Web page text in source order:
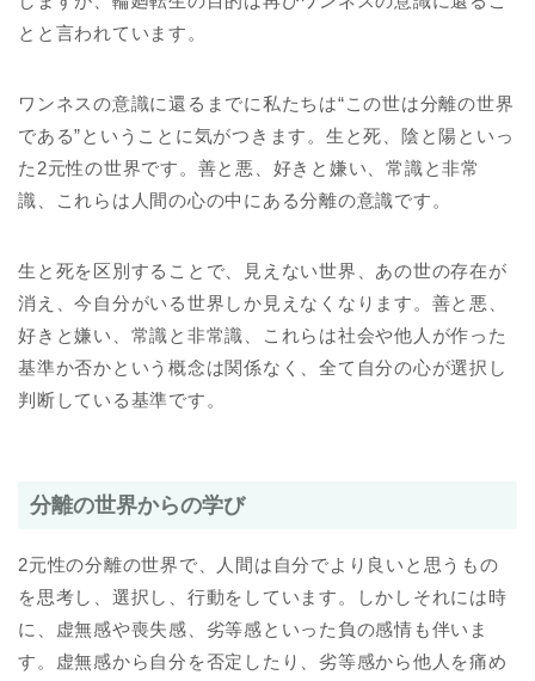
とと言われています。
ワンネスの意識に還るまでに私たちは“この世は分離の世界
である”ということに気がつきます。生と死、陰と陽といっ
た2元性の世界です。善と悪、好きと嫌い、常識と非常
識、これらは人間の心の中にある分離の意識です。
生と死を区別することで、見えない世界、あの世の存在が
消え、今自分がいる世界しか見えなくなります。善と悪、
好きと嫌い、常識と非常識、これらは社会や他人が作った
基準か否かという概念は関係なく、全て自分の心が選択し
判断している基準です。
分離の世界からの学び
2元性の分離の世界で、人間は自分でより良いと思うもの
を思考し、選択し、行動をしています。しかしそれには時
に、虚無感や喪失感、劣等感といった負の感情も伴いま
す。虚無感から自分を否定したり、劣等感から他人を痛め